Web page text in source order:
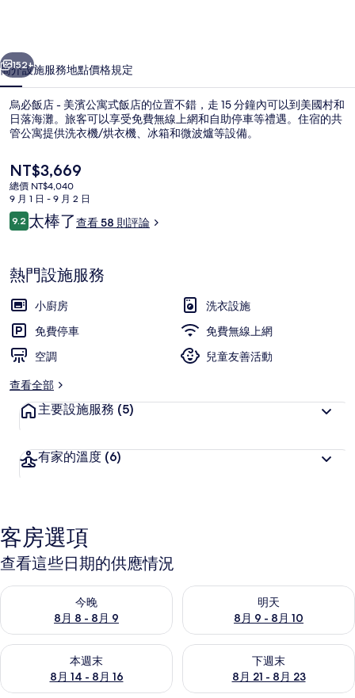
公
寓
式
飯
店
的
相
片
集
個 下一個
152+
簡介設施服務地點價格規定
烏必飯店 - 美濱公寓式飯店的位置不錯，走 15 分鐘內可以到美國村和
日落海灘。旅客可以享受免費無線上網和自助停車等禮遇。住宿的共
管公寓提供洗衣機/烘衣機、冰箱和微波爐等設備。
目
前
的
價
格
NT$3,669
總價 NT$4,040
9 月 1 日 - 9 月 2 日
評
論
9.29.2 分，滿分 10 分，
太棒了查看 58 則評論
熱門設施服務
小廚房
洗衣設施
免費停車
免費無線上網
空調
兒童友善活動
查看全部
主要設施服務 (5)
有家的溫度 (6)
客房選項
查看這些日期的供應情況
今晚
8月 8 - 8月 9
查看今晚 (8月 8 - 8月 9) 的供應情況
明天
8月 9 - 8月 10
查看明天 (8月 9 - 8月 10) 的供
本週末
8月 14 - 8月 16
查看本週末 (8月 14 - 8月 16) 的供應情況
下週末
8月 21 - 8月 23
查看下週末 (8月 21 - 8月 23)